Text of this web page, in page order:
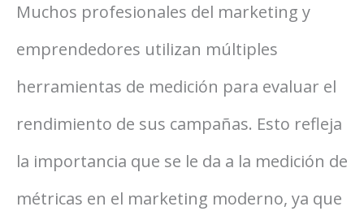
Muchos profesionales del marketing y
emprendedores utilizan múltiples
herramientas de medición para evaluar el
rendimiento de sus campañas. Esto refleja
la importancia que se le da a la medición de
métricas en el marketing moderno, ya que